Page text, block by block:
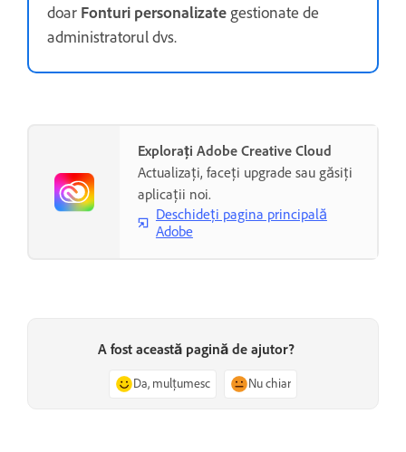
doar Fonturi personalizate gestionate de
administratorul dvs.
Explorați Adobe Creative Cloud
Actualizați, faceți upgrade sau găsiți
aplicații noi.
Deschideți pagina principală
Adobe
A fost această pagină de ajutor?
Da, mulțumesc Nu chiar